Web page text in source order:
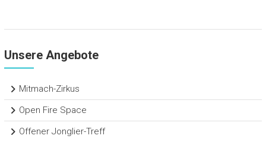
Unsere Angebote
Mitmach-Zirkus
Open Fire Space
Offener Jonglier-Treff